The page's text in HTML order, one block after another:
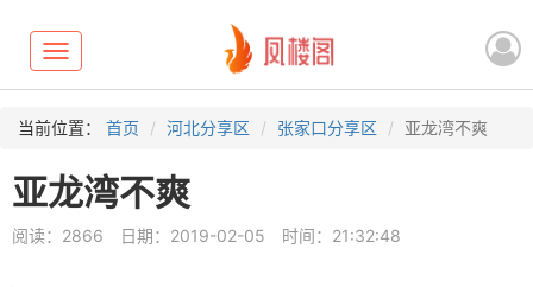
Toggle
navigation
当前位置： 首页 河北分享区 张家口分享区 亚龙湾不爽
亚龙湾不爽
阅读：2866 日期：2019-02-05 时间：21:32:48